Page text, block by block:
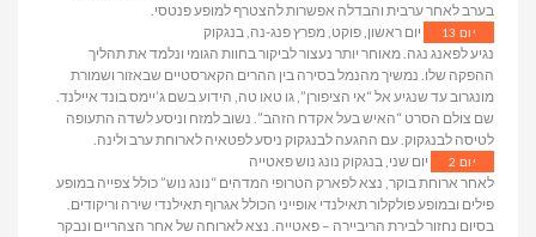
בערב לאחר ערבית והבדלה אפשרות להצטרף למופע פנטסי.
יום 13
יום ראשון, פוקט, מפרץ פנג-נה, בנגקוק
נגיע לפאנג נגה. מאוחר יותר נעצור לביקור בחוות הגומי ונלמד את תהליך
ההפקה שלו. נמשיך מהנמל בסירה בין ההרים הקארסטיים שבאזור ושמורת
מונגרוב עד שנגיע אל “אי הציפורן”, גו טאו טה, הידוע בשם ג’יימס בונד איילנד.
שם צולם הסרט “האיש בעל אקדח הזהב”. נשוב למזח וניסע לשדה התעופה
לטיסה לבנגקוק. עם ההגעה לבנגקוק ניסע לפטאיה לארוחת ערב ולינה.
יום 2
יום שני, בנגקוק נונג נוש פאטייה
לאחר ארוחת בוקר, נצא לפארק הטרופי המדהים “נונג נוש” כולל צפייה במופע
פילים ובמופע פולקלור תאילנדי אופייני הכולל אגרוף תאילנדי שירה וריקודים.
בסיום נחזור לבירת הריביירה – פאטייה. נצא לארוחה של אחר הצהריים ונבקר